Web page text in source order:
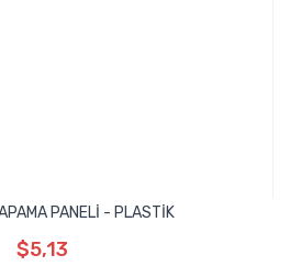
PANELİ - PLASTİK
$5,13